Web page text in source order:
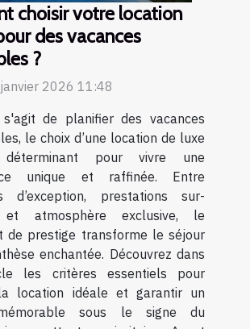
choisir votre location
des vacances
?
2026 11:48
s'agit de planifier des vacances
le choix d’une location de luxe
déterminant pour vivre une
unique et raffinée. Entre
d’exception, prestations sur-
et atmosphère exclusive, le
de prestige transforme le séjour
enchantée. Découvrez dans
les critères essentiels pour
location idéale et garantir un
sous le signe du